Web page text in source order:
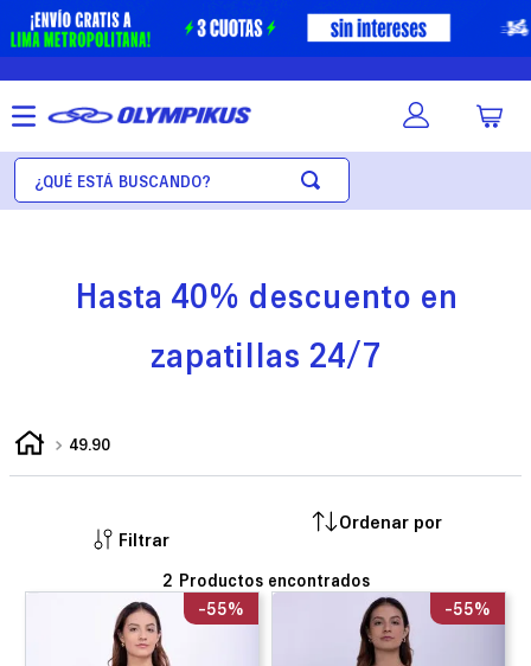
Hasta 40% descuento en
zapatillas 24/7
49.90
Filtrar
2
-55% -55%